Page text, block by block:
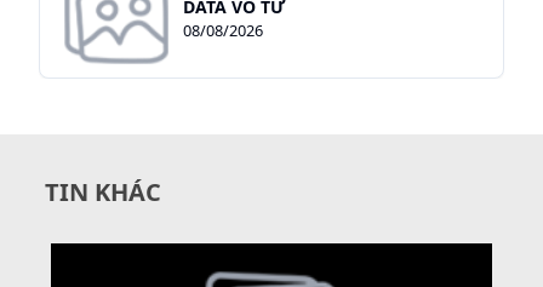
DATA VÔ TƯ
08/08/2026
TIN KHÁC